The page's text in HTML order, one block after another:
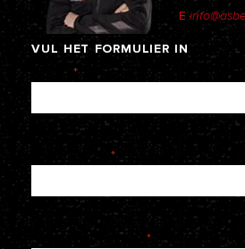
E
VUL HET FORMULIER IN
Naam *
E-mailadres *
Telefoonnummer *